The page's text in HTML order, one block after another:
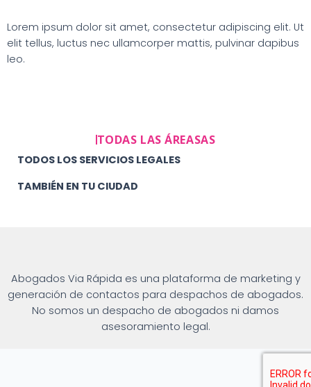
Lorem ipsum dolor sit amet, consectetur adipiscing elit. Ut
elit tellus, luctus nec ullamcorper mattis, pulvinar dapibus
leo.
TODAS LAS ÁREASAS
TODOS LOS SERVICIOS LEGALES
TAMBIÉN EN TU CIUDAD
Abogados Via Rápida es una plataforma de marketing y
generación de contactos para despachos de abogados.
No somos un despacho de abogados ni damos
asesoramiento legal.